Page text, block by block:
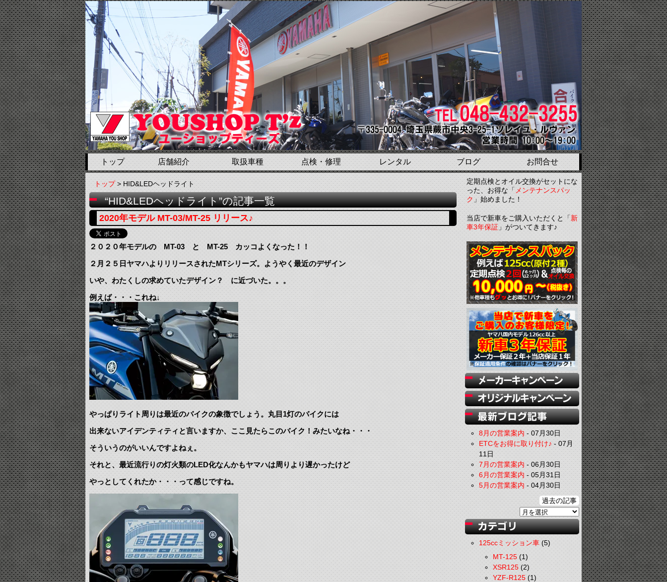
トップ 店舗紹介 取扱車種 点検・修理 レンタル ブログ お問合せ
トップ> HID&LEDヘッドライト
“HID&LEDヘッドライト”の記事一覧
2020年モデル MT-03/MT-25 リリース♪
２０２０年モデルの MT-03 と MT-25 カッコよくなった！！
２月２５日ヤマハよりリリースされたMTシリーズ。ようやく最近のデザイン
いや、わたくしの求めていたデザイン？ に近づいた。。。
例えば・・・これね↓
やっぱりライト周りは最近のバイクの象徴でしょう。丸目1灯のバイクには
出来ないアイデンティティと言いますか、ここ見たらこのバイク！みたいなね・・・
そういうのがいいんですよねぇ。
それと、最近流行りの灯火類のLED化なんかもヤマハは周りより遅かったけど
やっとしてくれたか・・・って感じですね。
定期点検とオイル交換がセットにな
った、お得な「 メンテナンスパッ
ク」始めました！
当店で新車をご購入いただくと「新
車3年保証」がついてきます♪
8月の営業案内-07月30日
ETCをお得に取り付け♪-07月
11日
7月の営業案内-06月30日
6月の営業案内-05月31日
5月の営業案内-04月30日
過去の記事
125ccミッション車(5)
MT-125(1)
XSR125(2)
YZF-R125(1)